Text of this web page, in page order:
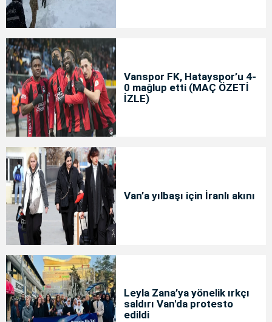
Vanspor FK, Hatayspor’u 4-
0 mağlup etti (MAÇ ÖZETİ
İZLE)
Van’a yılbaşı için İranlı akını
Leyla Zana’ya yönelik ırkçı
saldırı Van'da protesto
edildi